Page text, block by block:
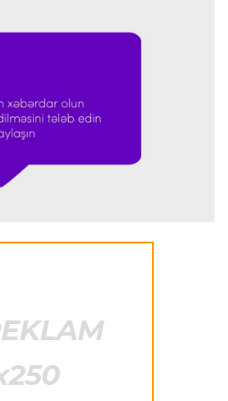
"Milan"da qalacaq"
transfer etmək
"Aston Villa"ya keçir